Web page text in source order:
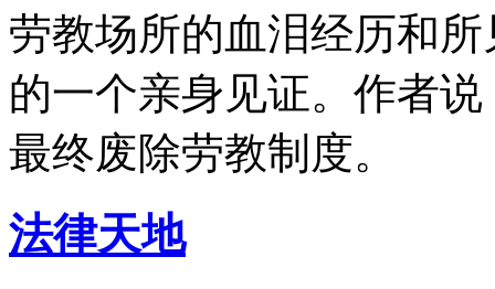
劳教场所的血泪经历和
的一个亲身见证。作者
最终废除劳教制度。
法律天地